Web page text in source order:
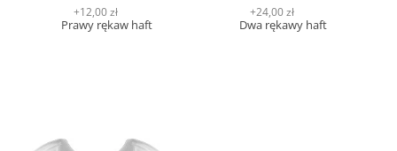
Prawy rękaw haft
+12,00 zł
Dwa rękawy haft
+24,00 zł